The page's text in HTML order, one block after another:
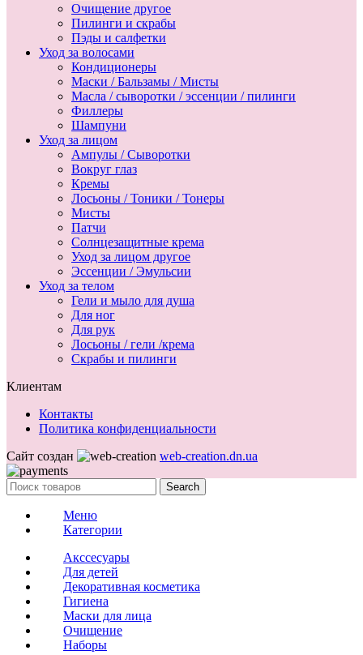
Очищение другое
Пилинги и скрабы
Пэды и салфетки
Уход за волосами
Кондиционеры
Маски / Бальзамы / Мисты
Масла / сыворотки / эссенции / пилинги
Филлеры
Шампуни
Уход за лицом
Ампулы / Сыворотки
Вокруг глаз
Кремы
Лосьоны / Тоники / Тонеры
Мисты
Патчи
Солнцезащитные крема
Уход за лицом другое
Эссенции / Эмульсии
Уход за телом
Гели и мыло для душа
Для ног
Для рук
Лосьоны / гели /крема
Скрабы и пилинги
Клиентам
Контакты
Политика конфиденциальности
Сайт создан
web-creation.dn.ua
Search
Меню
Категории
Акссесуары
Для детей
Декоративная косметика
Гигиена
Маски для лица
Очищение
Наборы